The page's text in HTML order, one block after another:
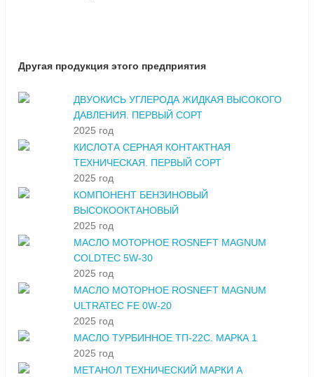
Другая продукция этого предприятия
ДВУОКИСЬ УГЛЕРОДА ЖИДКАЯ ВЫСОКОГО
ДАВЛЕНИЯ. ПЕРВЫЙ СОРТ
2025 год
КИСЛОТА СЕРНАЯ КОНТАКТНАЯ
ТЕХНИЧЕСКАЯ. ПЕРВЫЙ СОРТ
2025 год
КОМПОНЕНТ БЕНЗИНОВЫЙ
ВЫСОКООКТАНОВЫЙ
2025 год
МАСЛО МОТОРНОЕ ROSNEFT MAGNUM
COLDTEC 5W-30
2025 год
МАСЛО МОТОРНОЕ ROSNEFT MAGNUM
ULTRATEC FE 0W-20
2025 год
МАСЛО ТУРБИННОЕ ТП-22С. МАРКА 1
2025 год
МЕТАНОЛ ТЕХНИЧЕСКИЙ МАРКИ А